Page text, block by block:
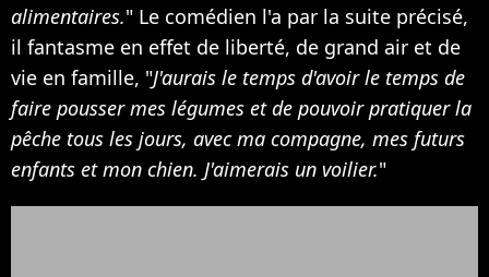
alimentaires." Le comédien l'a par la suite précisé,
il fantasme en effet de liberté, de grand air et de
vie en famille, "J'aurais le temps d'avoir le temps de
faire pousser mes légumes et de pouvoir pratiquer la
pêche tous les jours, avec ma compagne, mes futurs
enfants et mon chien. J'aimerais un voilier."